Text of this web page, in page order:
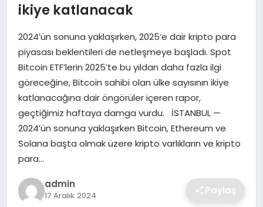
EKONOMI
TEKNOLOJI
YAŞAM
ikiye katlanacak
2024′ün sonuna yaklaşırken, 2025’e dair kripto para
piyasası beklentileri de netleşmeye başladı. Spot
Bitcoin ETF’lerin 2025’te bu yıldan daha fazla ilgi
göreceğine, Bitcoin sahibi olan ülke sayısının ikiye
katlanacağına dair öngörüler içeren rapor,
geçtiğimiz haftaya damga vurdu. İSTANBUL —
2024’ün sonuna yaklaşırken Bitcoin, Ethereum ve
Solana başta olmak üzere kripto varlıkların ve kripto
para…
admin
17 Aralık 2024 Paylaş